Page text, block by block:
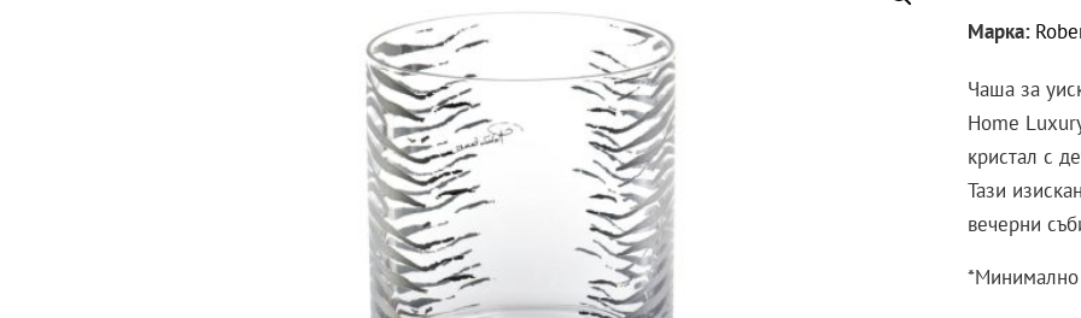
Марка:
Чаша за
Home
кристал с
Тази
вечерни
*Минимално